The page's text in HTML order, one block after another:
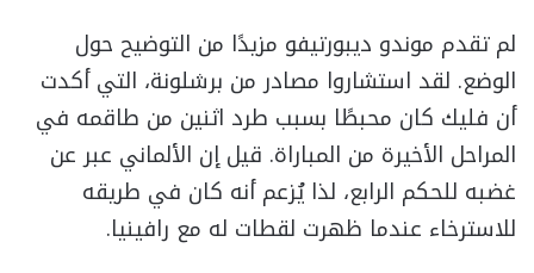
لم تقدم موندو ديبورتيفو مزيدًا من التوضيح حول
الوضع. لقد استشاروا مصادر من برشلونة، التي أكدت
أن فليك كان محبطًا بسبب طرد اثنين من طاقمه في
المراحل الأخيرة من المباراة. قيل إن الألماني عبر عن
غضبه للحكم الرابع، لذا يُزعم أنه كان في طريقه
للاسترخاء عندما ظهرت لقطات له مع رافينيا.